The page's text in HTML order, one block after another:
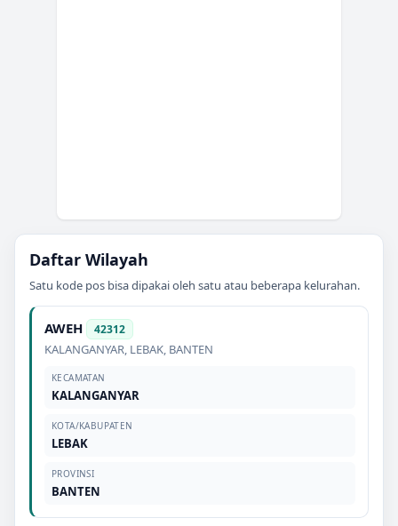
Daftar Wilayah
Satu kode pos bisa dipakai oleh satu atau beberapa kelurahan.
AWEH 42312
KALANGANYAR, LEBAK, BANTEN
KECAMATAN
KALANGANYAR
KOTA/KABUPATEN
LEBAK
PROVINSI
BANTEN